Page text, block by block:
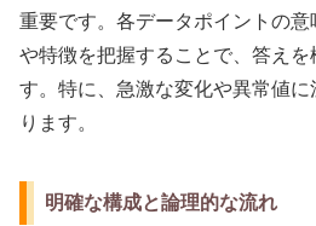
重要です。各データポイントの
や特徴を把握することで、答えを
す。特に、急激な変化や異常値に
ります。
明確な構成と論理的な流れ